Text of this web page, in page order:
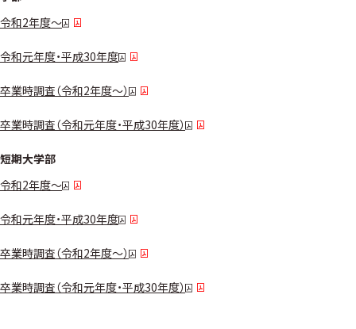
令和2年度～
令和元年度・平成30年度
卒業時調査（令和2年度～）
卒業時調査（令和元年度・平成30年度）
短期大学部
令和2年度～
令和元年度・平成30年度
卒業時調査（令和2年度～）
卒業時調査（令和元年度・平成30年度）